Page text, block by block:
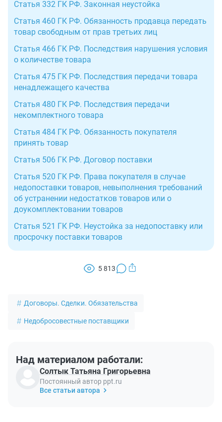
Статья 332 ГК РФ. Законная неустойка
Статья 460 ГК РФ. Обязанность продавца передать
товар свободным от прав третьих лиц
Статья 466 ГК РФ. Последствия нарушения условия
о количестве товара
Статья 475 ГК РФ. Последствия передачи товара
ненадлежащего качества
Статья 480 ГК РФ. Последствия передачи
некомплектного товара
Статья 484 ГК РФ. Обязанность покупателя
принять товар
Статья 506 ГК РФ. Договор поставки
Статья 520 ГК РФ. Права покупателя в случае
недопоставки товаров, невыполнения требований
об устранении недостатков товаров или о
доукомплектовании товаров
Статья 521 ГК РФ. Неустойка за недопоставку или
просрочку поставки товаров
5 813
Договоры. Сделки. Обязательства
Недобросовестные поставщики
Над материалом работали:
Солтык Татьяна Григорьевна
Постоянный автор ppt.ru
Все статьи автора